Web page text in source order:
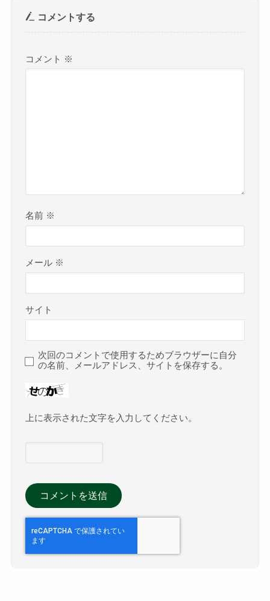
コメントする
コメント ※
名前 ※
メール ※
サイト
次回のコメントで使用するためブラウザーに自分
の名前、メールアドレス、サイトを保存する。
上に表示された文字を入力してください。